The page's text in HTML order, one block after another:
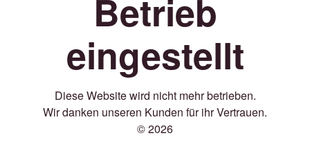
Betrieb
eingestellt
Diese Website wird nicht mehr betrieben.
Wir danken unseren Kunden für ihr Vertrauen.
© 2026